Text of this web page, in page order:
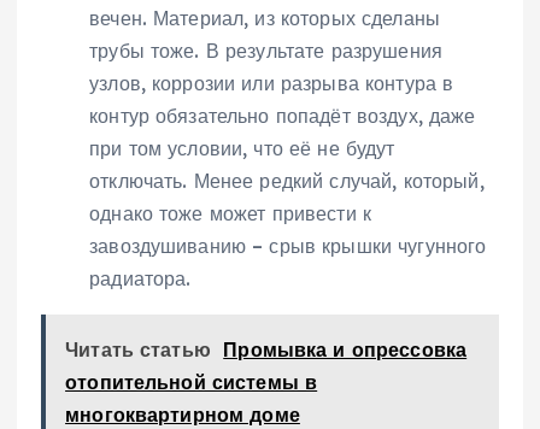
вечен. Материал, из которых сделаны
трубы тоже. В результате разрушения
узлов, коррозии или разрыва контура в
контур обязательно попадёт воздух, даже
при том условии, что её не будут
отключать. Менее редкий случай, который,
однако тоже может привести к
завоздушиванию – срыв крышки чугунного
радиатора.
Читать статью Промывка и опрессовка
отопительной системы в
многоквартирном доме